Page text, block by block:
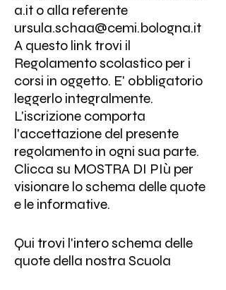
a.it o alla referente
ursula.schaa@cemi.bologna.it
A questo link trovi il
Regolamento scolastico per i
corsi in oggetto. E' obbligatorio
leggerlo integralmente.
L'iscrizione comporta
l'accettazione del presente
regolamento in ogni sua parte.
Clicca su MOSTRA DI PIù per
visionare lo schema delle quote
e le informative.
Qui trovi l'intero schema delle
quote della nostra Scuola